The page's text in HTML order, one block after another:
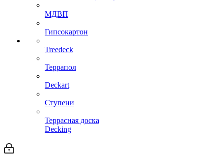
МДВП
Гипсокартон
Treedeck
Террапол
Deckart
Ступени
Террасная доска
Decking